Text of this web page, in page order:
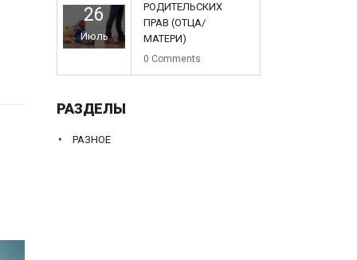
26
Июль
РОДИТЕЛЬСКИХ
ПРАВ (ОТЦА/
МАТЕРИ)
0 Comments
РАЗДЕЛЫ
РАЗНОЕ